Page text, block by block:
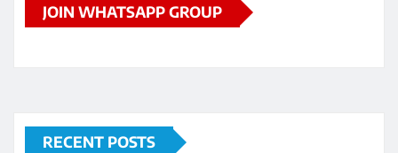
JOIN WHATSAPP GROUP
RECENT POSTS